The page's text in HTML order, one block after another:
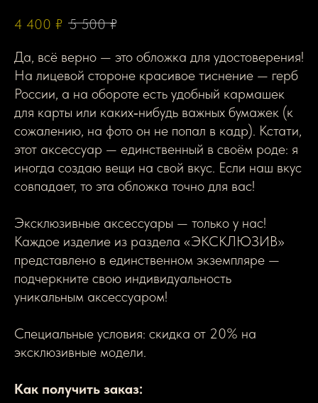
4 400 ₽ 5 500 ₽
Да, всё верно — это обложка для удостоверения!
На лицевой стороне красивое тиснение — герб
России, а на обороте есть удобный кармашек
для карты или каких‑нибудь важных бумажек (к
сожалению, на фото он не попал в кадр). Кстати,
этот аксессуар — единственный в своём роде: я
иногда создаю вещи на свой вкус. Если наш вкус
совпадает, то эта обложка точно для вас!
Эксклюзивные аксессуары — только у нас!
Каждое изделие из раздела «ЭКСКЛЮЗИВ»
представлено в единственном экземпляре —
подчеркните свою индивидуальность
уникальным аксессуаром!
Специальные условия: скидка от 20% на
эксклюзивные модели.
Как получить заказ: